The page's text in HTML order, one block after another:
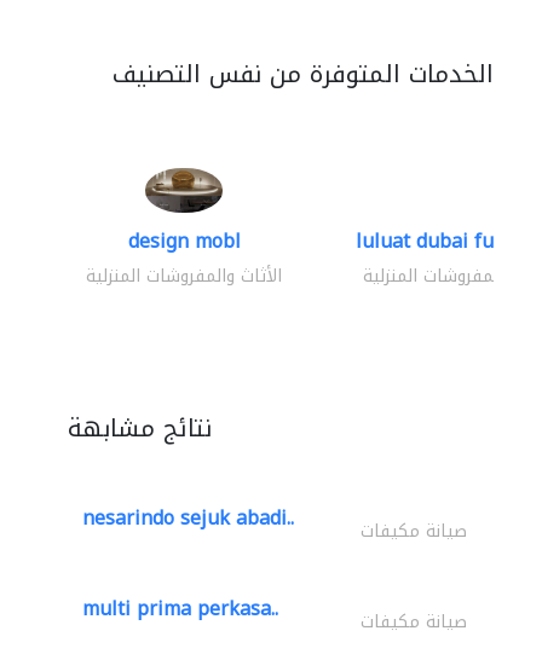
الخدمات المتوفرة من نفس التصنيف
design mobl
الأثاث والمفروشات المنزلية
luluat dubai
والمفروشات المنزلية
نتائج مشابهة
nesarindo sejuk abadi.. صيانة مكيفات
multi prima perkasa.. صيانة مكيفات